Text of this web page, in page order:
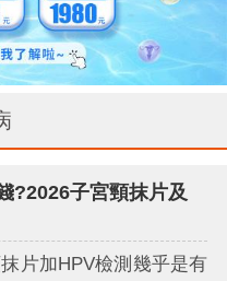
?2026子宮頸抹片及
片加HPV檢測幾乎是有